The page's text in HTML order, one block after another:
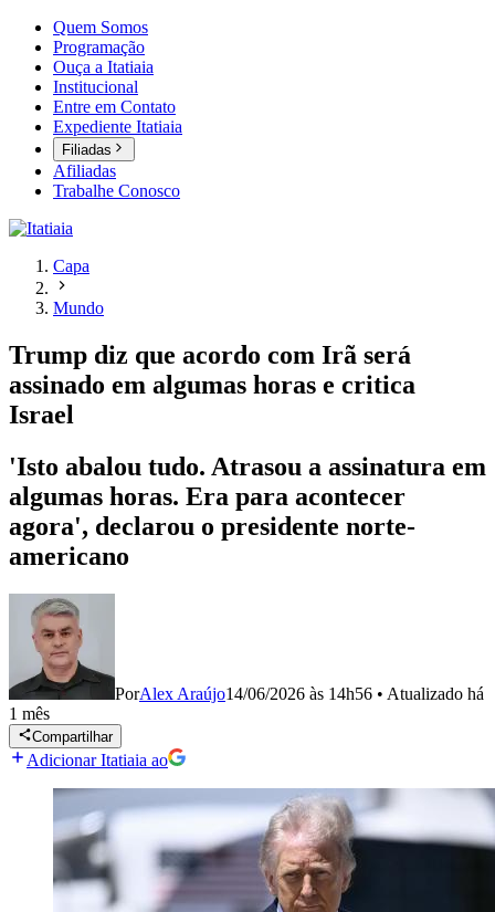
Quem Somos
Programação
Ouça a Itatiaia
Institucional
Entre em Contato
Expediente Itatiaia
Filiadas
Afiliadas
Trabalhe Conosco
Capa
Mundo
Trump diz que acordo com Irã será
assinado em algumas horas e critica
Israel
'Isto abalou tudo. Atrasou a assinatura em
algumas horas. Era para acontecer
agora', declarou o presidente norte-
americano
PorAlex Araújo14/06/2026 às 14h56 • Atualizado há
1 mês
Compartilhar
Adicionar Itatiaia ao